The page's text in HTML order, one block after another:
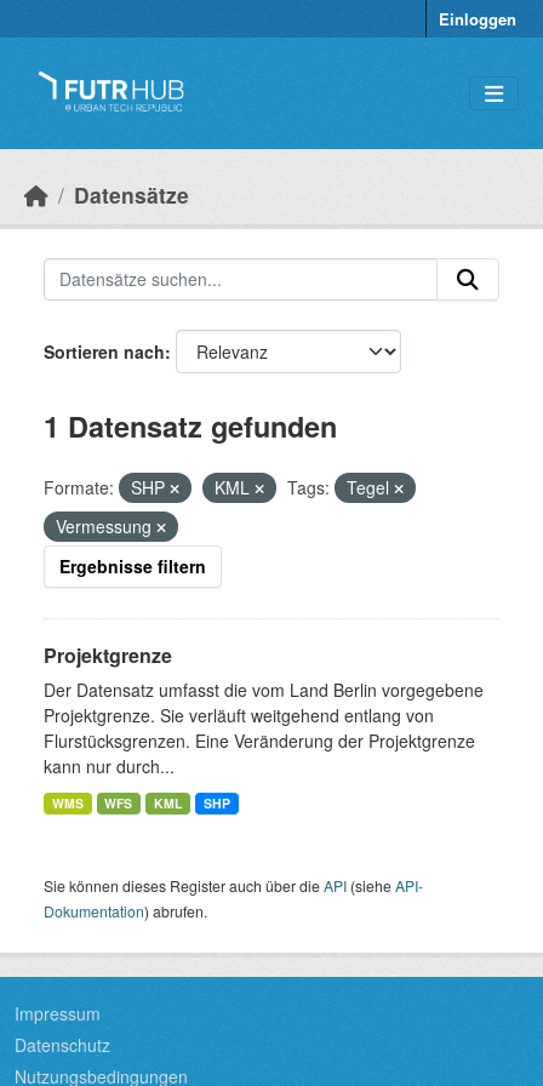
Einloggen
Datensätze
Sortieren nach
1 Datensatz gefunden
Formate: SHP KML Tags:
Tegel
Vermessung
Ergebnisse filtern
Projektgrenze
Der Datensatz umfasst die vom Land Berlin vorgegebene
Projektgrenze. Sie verläuft weitgehend entlang von
Flurstücksgrenzen. Eine Veränderung der Projektgrenze
kann nur durch...
WMS WFS KML SHP
Sie können dieses Register auch über dieAPI (sieheAPI-
Dokumentation) abrufen.
Impressum
Datenschutz
Nutzungsbedingungen